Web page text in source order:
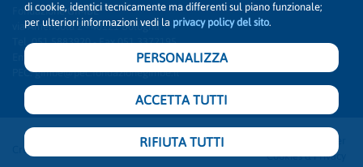
Fondazione GIMBE
via Amendola 2 - 40121 Bologna
Tel. 051 5883920 - Fax 051 3372195
PEC:gimbe@pec.fondazionegimbe.it
Credits
Cookies & Privacy
di cookie, identici tecnicamente ma differenti sul piano funzionale;
per ulteriori informazioni vedi la privacy policy del sito.
PERSONALIZZA